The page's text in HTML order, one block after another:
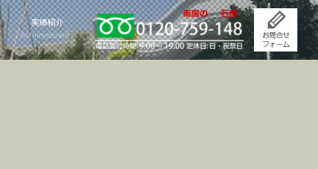
実績紹介
Achievements